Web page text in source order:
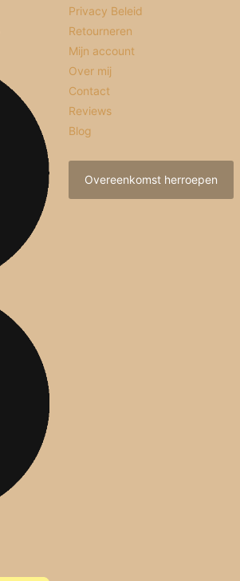
Privacy Beleid
Retourneren
Mijn account
Over mij
Contact
Reviews
Blog
Overeenkomst herroepen